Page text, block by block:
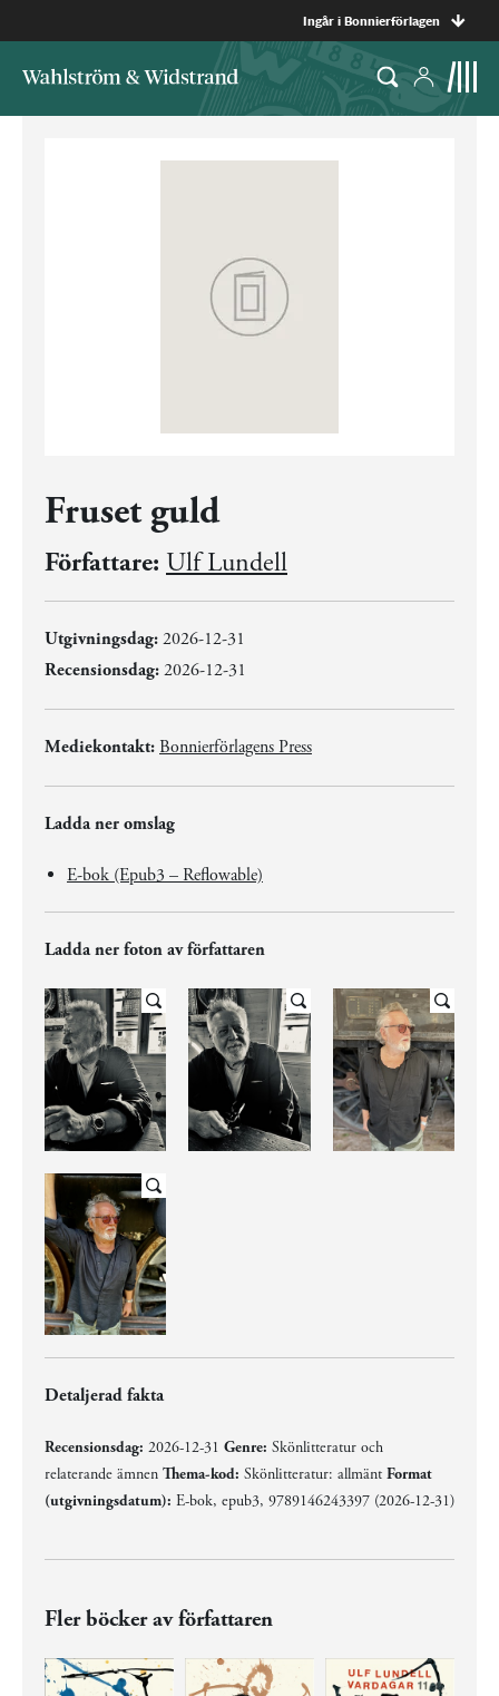
Ingår i Bonnierförlagen
Fruset guld
Författare: Ulf Lundell
Utgivningsdag:2026-12-31
Recensionsdag:2026-12-31
Mediekontakt: Bonnierförlagens Press
Ladda ner omslag
E-bok (Epub3 – Reflowable)
Ladda ner foton av författaren
Detaljerad fakta
Recensionsdag: 2026-12-31 Genre: Skönlitteratur och
relaterande ämnen Thema-kod: Skönlitteratur: allmänt Format
(utgivningsdatum): E-bok, epub3, 9789146243397 (2026-12-31)
Fler böcker av författaren